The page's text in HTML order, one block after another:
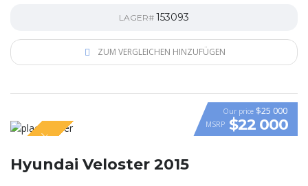
LAGER# 153093
ZUM VERGLEICHEN HINZUFÜGEN
VIDEO
SPECIAL
Our price $25 000
MSRP $22 000
Hyundai Veloster 2015